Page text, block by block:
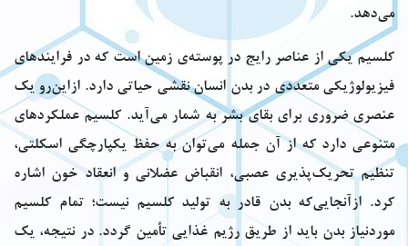
می‌دهد.
کلسیم یکی از عناصر رایج در پوسته‌ی زمین است که در فرایندهای
فیزیولوژیکی متعددی در بدن انسان نقشی حیاتی دارد. ازاین‌رو یک
عنصری ضروری برای بقای بشر به شمار می‌آید. کلسیم عملکردهای
متنوعی دارد که از آن جمله می‌توان به حفظ یکپارچگی اسکلتی،
تنظیم تحریک‌پذیری عصبی، انقباض عضلانی و انعقاد خون اشاره
کرد. ازآنجایی‌که بدن قادر به تولید کلسیم نیست؛ تمام کلسیم
موردنیاز بدن باید از طریق رژیم غذایی تأمین گردد. در نتیجه، یک